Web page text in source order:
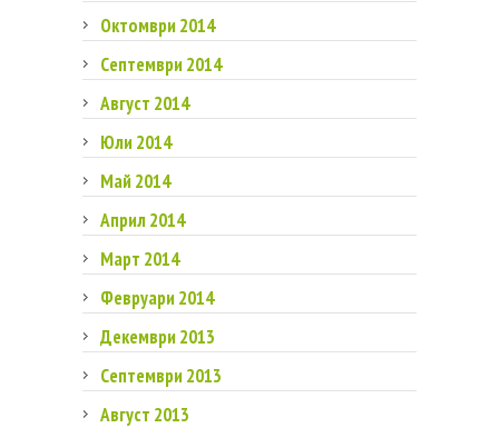
Октомври 2014
Септември 2014
Август 2014
Юли 2014
Май 2014
Април 2014
Март 2014
Февруари 2014
Декември 2013
Септември 2013
Август 2013